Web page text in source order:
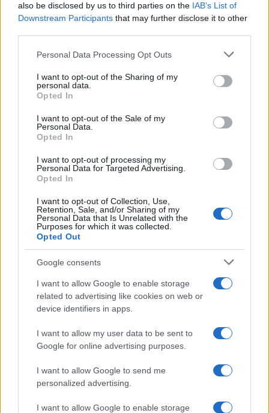
also be disclosed by us to third parties on the IAB’s List of
Downstream Participants that may further disclose it to other
Please note that this website/app uses one or more Google
not limited to your visit or usage behaviour. You may click to
grant or deny consent to Google and its third-party tags to
use your data for below specified purposes in below Google
consent section.
Personal Data Processing Opt Outs
I want to opt-out of the Sharing of my
personal data.
Opted In
I want to opt-out of the Sale of my
Personal Data.
Opted In
I want to opt-out of processing my
Personal Data for Targeted Advertising.
Opted In
I want to opt-out of Collection, Use,
Retention, Sale, and/or Sharing of my
Personal Data that Is Unrelated with the
Purposes for which it was collected.
Opted Out
Google consents
I want to allow Google to enable storage
related to advertising like cookies on web or
device identifiers in apps.
I want to allow my user data to be sent to
Google for online advertising purposes.
I want to allow Google to send me
personalized advertising.
I want to allow Google to enable storage
Redução histórica do desmatamento na Amazônia entre agosto
de 2026 e julho de 2026
Beatriz Almeida · 7 ago 2026
COTAÇÕES CRYPTO
Kinza Babylon Staked BTC
Eureka Bridged PAX Gold (Terra
(PAXG)
$4,205.78
$0.022
kpk ETH Prime
(KPK ETH PRIME)
$2,034.90